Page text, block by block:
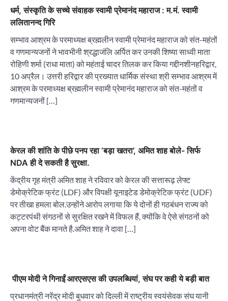
धर्म, संस्कृति के सच्चे संवाहक स्वामी प्रेमानंद महाराज : म.मं. स्वामी
ललितानन्द गिरि
सम्भाव आश्रम के परमाध्यक्ष ब्रह्मलीन स्वामी प्रेमानंद महाराज को संत-महंतों
व गणमान्यजनों ने भावभीनी श्रद्धाजंलि अर्पित कर उनकी शिष्या साध्वी माता
रोहिणी शर्मा (राधा माता) को महंताई चादर तिलक कर किया गद्दीनशीनहरिद्वार,
10 अप्रैल। उत्तरी हरिद्वार की प्रख्यात धार्मिक संस्था श्री सम्भाव आश्रम में
आश्रम के परमाध्यक्ष ब्रह्मलीन स्वामी प्रेमानंद महाराज को संत-महंतों व
गणमान्यजनों […]
केरल की शांति के पीछे पनप रहा ‘बड़ा खतरा’, अमित शाह बोले- सिर्फ
NDA ही दे सकती है सुरक्षा.
केंद्रीय गृह मंत्री अमित शाह ने रविवार को केरल की सत्तारूढ़ लेफ्ट
डेमोक्रेटिक फ्रंट (LDF) और विपक्षी यूनाइटेड डेमोक्रेटिक फ्रंट (UDF)
पर तीखा हमला बोल.उन्होंने आरोप लगाया कि ये दोनों ही गठबंधन राज्य को
कट्टरपंथी संगठनों से सुरक्षित रखने में विफल हैं, क्योंकि वे ऐसे संगठनों को
अपना वोट बैंक मानते है.अमित शाह ने दावा […]
पीएम मोदी ने गिनाईं आरएसएस की उपलब्धियां, संघ पर कही ये बड़ी बात
प्रधानमंत्री नरेंद्र मोदी बुधवार को दिल्ली में राष्ट्रीय स्वयंसेवक संघ यानी